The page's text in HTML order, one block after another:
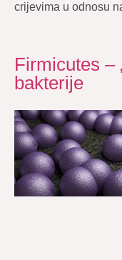
crijevima u odnosu
Firmicutes –
bakterije